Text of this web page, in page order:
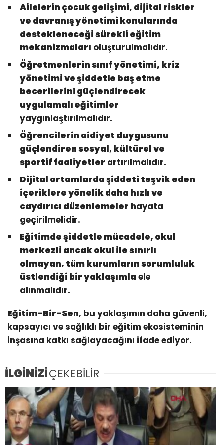
Ailelerin çocuk gelişimi, dijital riskler
ve davranış yönetimi konularında
destekleneceği sürekli eğitim
mekanizmaları oluşturulmalıdır.
Öğretmenlerin sınıf yönetimi, kriz
yönetimi ve şiddetle baş etme
becerilerini güçlendirecek
uygulamalı eğitimler
yaygınlaştırılmalıdır.
Öğrencilerin aidiyet duygusunu
güçlendiren sosyal, kültürel ve
sportif faaliyetler artırılmalıdır.
Dijital ortamlarda şiddeti teşvik eden
içeriklere yönelik daha hızlı ve
caydırıcı düzenlemeler hayata
geçirilmelidir.
Eğitimde şiddetle mücadele, okul
merkezli ancak okul ile sınırlı
olmayan, tüm kurumların sorumluluk
üstlendiği bir yaklaşımla ele
alınmalıdır.
Eğitim-Bir-Sen, bu yaklaşımın daha güvenli,
kapsayıcı ve sağlıklı bir eğitim ekosisteminin
inşasına katkı sağlayacağını ifade ediyor.
İLGİNİZİÇEKEBİLİR